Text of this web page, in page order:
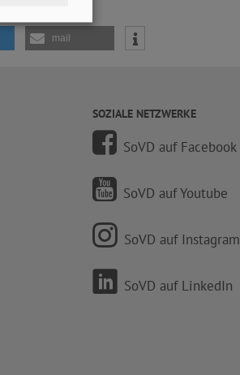
mail
SOZIALE NETZWERKE
SoVD auf Facebook
SoVD auf Youtube
SoVD auf Instagram
SoVD auf LinkedIn